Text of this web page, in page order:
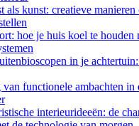
als kunst: creatieve
hoe je huis koel te houden
in je
van functionele ambachten in
interieurideeën: de